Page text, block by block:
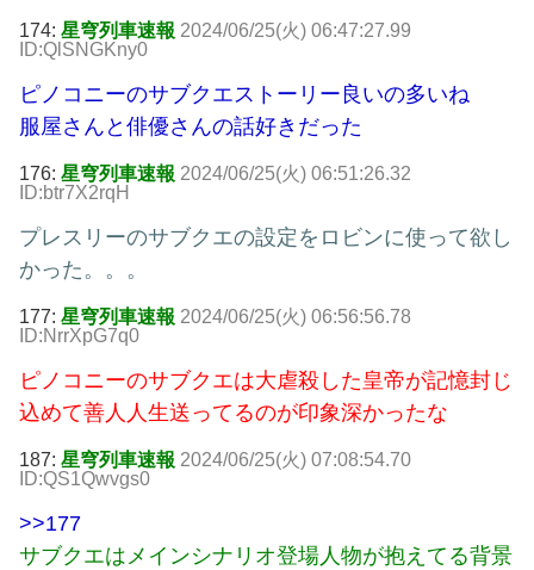
174: 星穹列車速報 2024/06/25(火) 06:47:27.99
ID:QlSNGKny0
ピノコニーのサブクエストーリー良いの多いね
服屋さんと俳優さんの話好きだった
176: 星穹列車速報 2024/06/25(火) 06:51:26.32
ID:btr7X2rqH
プレスリーのサブクエの設定をロビンに使って欲し
かった。。。
177: 星穹列車速報 2024/06/25(火) 06:56:56.78
ID:NrrXpG7q0
ピノコニーのサブクエは大虐殺した皇帝が記憶封じ
込めて善人人生送ってるのが印象深かったな
187: 星穹列車速報 2024/06/25(火) 07:08:54.70
ID:QS1Qwvgs0
>>177
サブクエはメインシナリオ登場人物が抱えてる背景